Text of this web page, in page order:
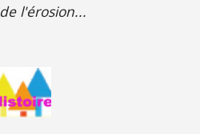
l'érosion...